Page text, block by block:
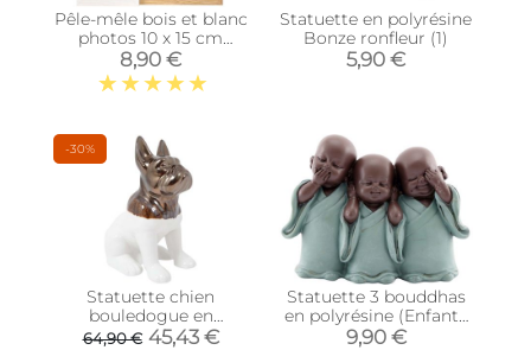
Pêle-mêle bois et blanc
photos 10 x 15 cm
Family (4 photos)
8,90 €
Statuette en polyrésine
Bonze ronfleur (1)
5,90 €
-30%
Statuette chien
bouledogue en
céramique Zoya (Blanc
64,90 € 45,43 €
Statuette 3 bouddhas
en polyrésine (Enfants
yeux fermés)
9,90 €